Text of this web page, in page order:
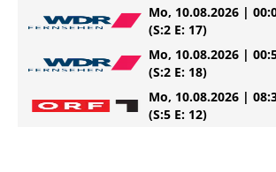
Mo, 10.08.2026 |
(S:2 E: 17)
Mo, 10.08.2026 |
(S:2 E: 18)
Mo, 10.08.2026 |
(S:5 E: 12)